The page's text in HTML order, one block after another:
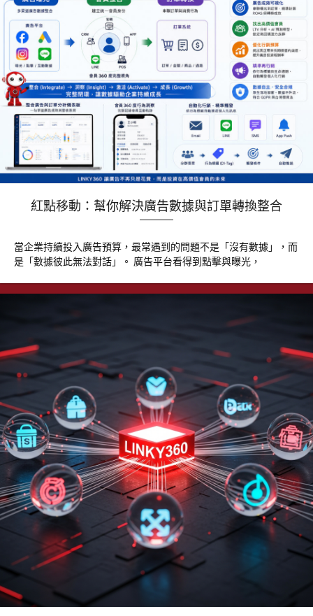
紅點移動：幫你解決廣告數據與訂單轉換整合
當企業持續投入廣告預算，最常遇到的問題不是「沒有數據」，而
是「數據彼此無法對話」。 廣告平台看得到點擊與曝光，